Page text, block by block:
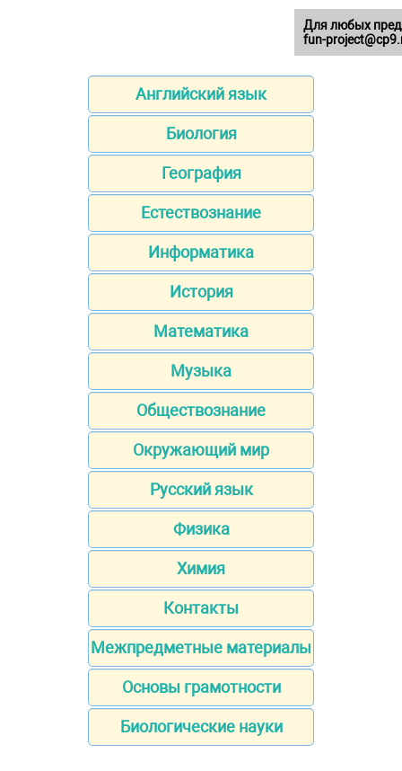
Английский язык
Биология
География
Естествознание
Информатика
История
Математика
Музыка
Обществознание
Окружающий мир
Русский язык
Физика
Химия
Контакты
Межпредметные материалы
Основы грамотности
Биологические науки
Для любых
fun-